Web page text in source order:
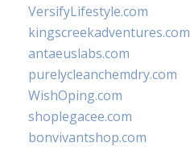
VersifyLifestyle.com
kingscreekadventures.com
antaeuslabs.com
purelycleanchemdry.com
WishOping.com
shoplegacee.com
bonvivantshop.com